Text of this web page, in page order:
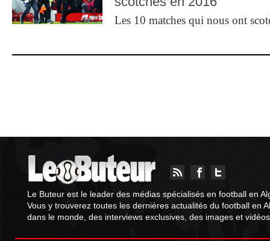
Les 10 matches qui nous ont
Le Buteur est le leader des médias spécialisés en football en
Vous y trouverez toutes les dernières actualités du football en
dans le monde, des interviews exclusives, des images et